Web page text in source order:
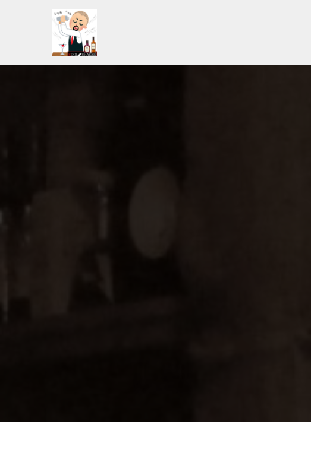
ツ